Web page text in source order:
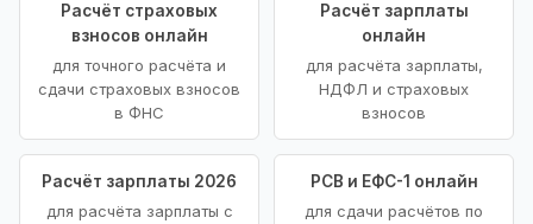
Расчёт страховых
взносов онлайн
для точного расчёта и
сдачи страховых взносов
в ФНС
Расчёт зарплаты
онлайн
для расчёта зарплаты,
НДФЛ и страховых
взносов
Расчёт зарплаты 2026
для расчёта зарплаты с
РСВ и ЕФС-1 онлайн
для сдачи расчётов по